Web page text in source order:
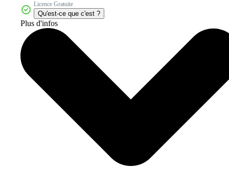
Licence Gratuite
Qu'est-ce que c'est ?
Plus d'infos